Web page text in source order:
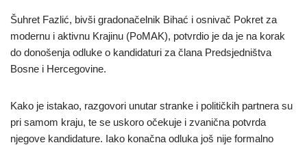
Šuhret Fazlić, bivši gradonačelnik Bihać i osnivač Pokret za
modernu i aktivnu Krajinu (PoMAK), potvrdio je da je na korak
do donošenja odluke o kandidaturi za člana Predsjedništva
Bosne i Hercegovine.
Kako je istakao, razgovori unutar stranke i političkih partnera su
pri samom kraju, te se uskoro očekuje i zvanična potvrda
njegove kandidature. Iako konačna odluka još nije formalno